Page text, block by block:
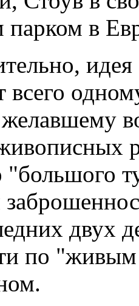
парком в
"большого
двух
по "живым